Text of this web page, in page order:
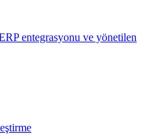
entegrasyonu ve yönetilen